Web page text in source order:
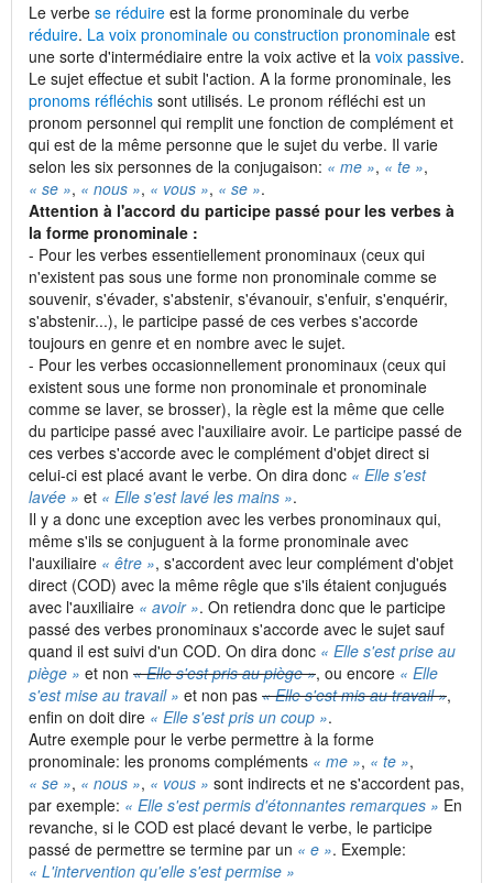
Le verbe se réduire est la forme pronominale du verbe
réduire. La voix pronominale ou construction pronominale est
une sorte d'intermédiaire entre la voix active et la voix passive.
Le sujet effectue et subit l'action. A la forme pronominale, les
pronoms réfléchis sont utilisés. Le pronom réfléchi est un
pronom personnel qui remplit une fonction de complément et
qui est de la même personne que le sujet du verbe. Il varie
selon les six personnes de la conjugaison: « me », « te »,
« se », « nous », « vous », « se ».
Attention à l'accord du participe passé pour les verbes à
la forme pronominale :
- Pour les verbes essentiellement pronominaux (ceux qui
n'existent pas sous une forme non pronominale comme se
souvenir, s'évader, s'abstenir, s'évanouir, s'enfuir, s'enquérir,
s'abstenir...), le participe passé de ces verbes s'accorde
toujours en genre et en nombre avec le sujet.
- Pour les verbes occasionnellement pronominaux (ceux qui
existent sous une forme non pronominale et pronominale
comme se laver, se brosser), la règle est la même que celle
du participe passé avec l'auxiliaire avoir. Le participe passé de
ces verbes s'accorde avec le complément d'objet direct si
celui-ci est placé avant le verbe. On dira donc « Elle s'est
lavée » et « Elle s'est lavé les mains ».
Il y a donc une exception avec les verbes pronominaux qui,
même s'ils se conjuguent à la forme pronominale avec
l'auxiliaire « être », s'accordent avec leur complément d'objet
direct (COD) avec la même rêgle que s'ils étaient conjugués
avec l'auxiliaire « avoir ». On retiendra donc que le participe
passé des verbes pronominaux s'accorde avec le sujet sauf
quand il est suivi d'un COD. On dira donc « Elle s'est prise au
piège » et non « Elle s'est pris au piège », ou encore « Elle
s'est mise au travail » et non pas « Elle s'est mis au travail »,
enfin on doit dire « Elle s'est pris un coup ».
Autre exemple pour le verbe permettre à la forme
pronominale: les pronoms compléments « me », « te »,
« se », « nous », « vous » sont indirects et ne s'accordent pas,
par exemple: « Elle s'est permis d'étonnantes remarques » En
revanche, si le COD est placé devant le verbe, le participe
passé de permettre se termine par un « e ». Exemple:
« L'intervention qu'elle s'est permise »